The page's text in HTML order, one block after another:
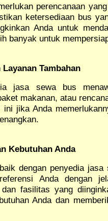
perencanaan
ketersediaan bus
Anda untuk
banyak untuk
Tambahan
jasa sewa bus
makanan, atau
ini jika Anda
Kebutuhan Anda
dengan penyedia
Anda dengan
fasilitas yang
Anda dan